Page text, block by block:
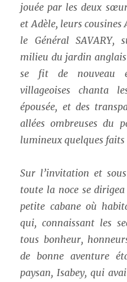
jouée par les deux
et Adèle, leurs
le Général SAVARY,
milieu du jardin
se fit de nouveau
villageoises chanta
épousée, et des
allées ombreuses du
lumineux quelques faits
Sur l’invitation et
toute la noce se
petite cabane où
qui, connaissant les
tous bonheur,
de bonne aventure
paysan, Isabey, qui